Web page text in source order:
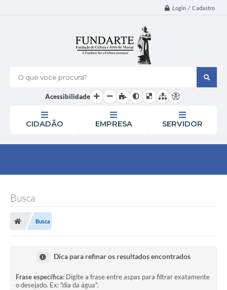
Login / Cadastro
O que voce procura?
Acessibilidade
CIDADÃO EMPRESA SERVIDOR
Busca
Busca
Dica para refinar os resultados encontrados
Frase específica: Digite a frase entre aspas para filtrar exatamente
o desejado. Ex: "dia da água".